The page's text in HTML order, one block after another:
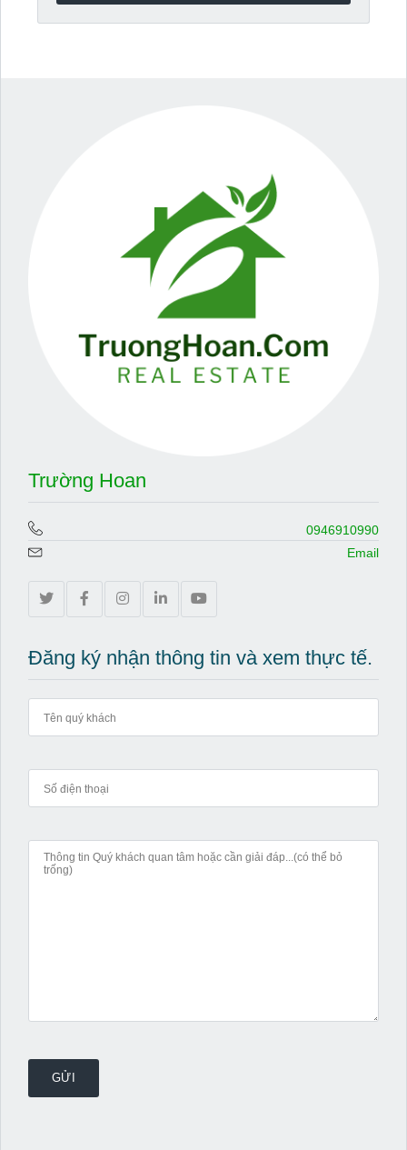
Trường Hoan
0946910990
Email
Đăng ký nhận thông tin và xem thực tế.